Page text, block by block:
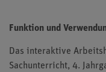
Funktion und
Das interaktive
Sachunterricht, 4.